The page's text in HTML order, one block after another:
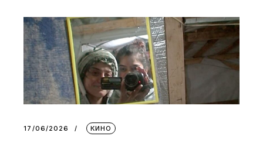
17/06/2026 КИНО